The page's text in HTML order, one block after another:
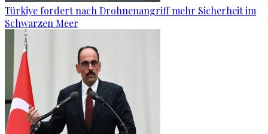
Türkiye fordert nach Drohnenangriff mehr Sicherheit im
Schwarzen Meer